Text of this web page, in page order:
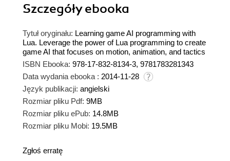
Szczegółyebooka
Tytuł oryginału: Learning game AI programming with
Lua. Leverage the power of Lua programming to create
game AI that focuses on motion, animation, and tactics
ISBN Ebooka: 978-17-832-8134-3, 9781783281343
Data wydania ebooka : 2014-11-28
Język publikacji: angielski
Rozmiar pliku Pdf: 9MB
Rozmiar pliku ePub: 14.8MB
Rozmiar pliku Mobi: 19.5MB
Zgłoś erratę